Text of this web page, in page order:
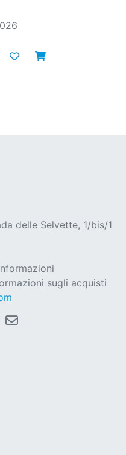
delle Selvette, 1/bis/1
sugli acquisti